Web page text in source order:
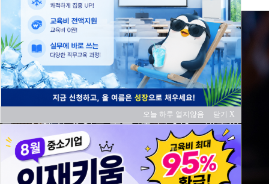
교육과정
21세기 초일류 꿈을 키워 나가는 한국산
업기술협회
오늘 하루 열지않음 닫기 X